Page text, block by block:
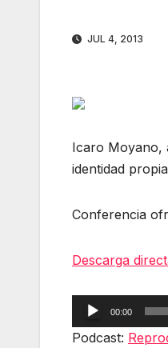
JUL 4, 2013
Icaro Moyano,
identidad
Conferencia
Descarga
Reproductor
de
00:00
Podcast: